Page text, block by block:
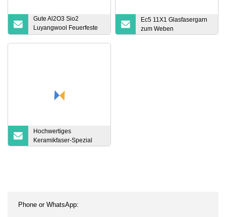
Gute Al2O3 Sio2
Luyangwool Feuerfeste
China 1260 1400
Ec5 11X1 Glasfasergarn
zum Weben
Hochwertiges
Keramikfaser-Spezial